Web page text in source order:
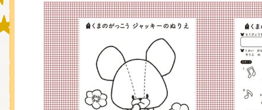
おたのしみコンテンツ(クイズ・
チア ジャッキーズ！